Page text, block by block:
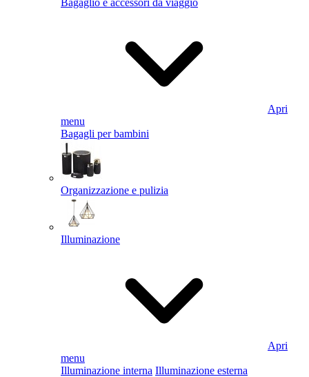
Bagaglio e accessori da viaggio
Apri
menu
Bagagli per bambini
Organizzazione e pulizia
Illuminazione
Apri
menu
Illuminazione interna Illuminazione esterna